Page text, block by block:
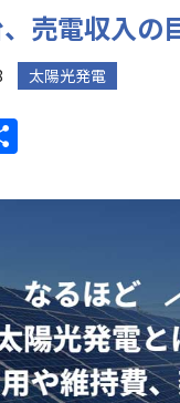
売電収入の
太陽光発電